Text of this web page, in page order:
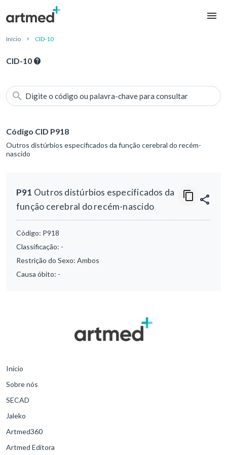
Início CID-10
CID-10
Digite o código ou palavra-chave para consultar
Código CID P918
Outros distúrbios especificados da função cerebral do recém-
nascido
P91 Outros distúrbios especificados da
função cerebral do recém-nascido
Código: P918
Classificação: -
Restrição do Sexo: Ambos
Causa óbito: -
Início
Sobre nós
SECAD
Jaleko
Artmed360
Artmed Editora